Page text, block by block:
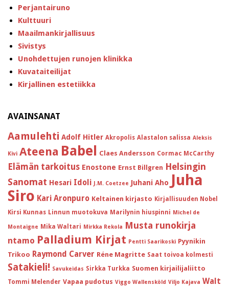
Perjantairuno
Kulttuuri
Maailmankirjallisuus
Sivistys
Unohdettujen runojen klinikka
Kuvataiteilijat
Kirjallinen estetiikka
AVAINSANAT
Aamulehti Adolf Hitler Akropolis Alastalon salissa Aleksis
Kivi Ateena Babel Claes Andersson Cormac McCarthy
Elämän tarkoitus Enostone Ernst Billgren Helsingin
Sanomat Hesari Idoli J.M. Coetzee Juhani Aho Juha
Siro Kari Aronpuro Keltainen kirjasto Kirjallisuuden Nobel
Kirsi Kunnas Linnun muotokuva Marilynin hiuspinni Michel de
Montaigne Mika Waltari Mirkka Rekola Musta runokirja
ntamo Palladium Kirjat Pentti Saarikoski Pyynikin
Trikoo Raymond Carver Réne Magritte Saat toivoa kolmesti
Satakieli! Savukeidas Sirkka Turkka Suomen kirjailijaliitto
Tommi Melender Vapaa pudotus Viggo Wallensköld Viljo Kajava Walt